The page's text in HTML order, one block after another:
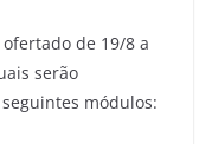
de 19/8 a
serão
módulos: